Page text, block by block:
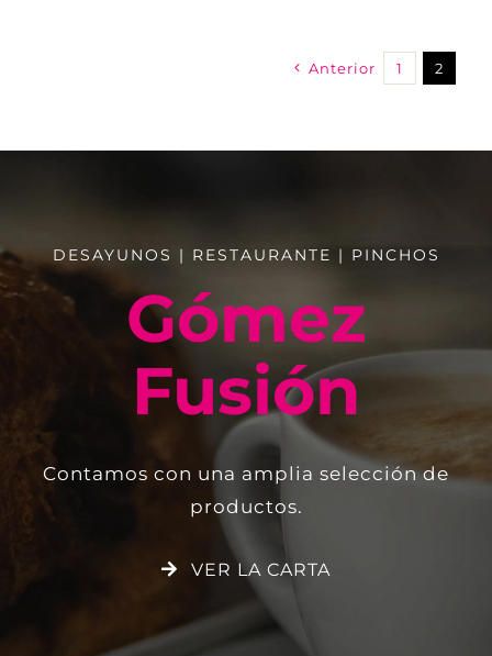
Anterior 1 2
DESAYUNOS | RESTAURANTE | PINCHOS
Gómez
Fusión
Contamos con una amplia selección de
productos.
VER LA CARTA